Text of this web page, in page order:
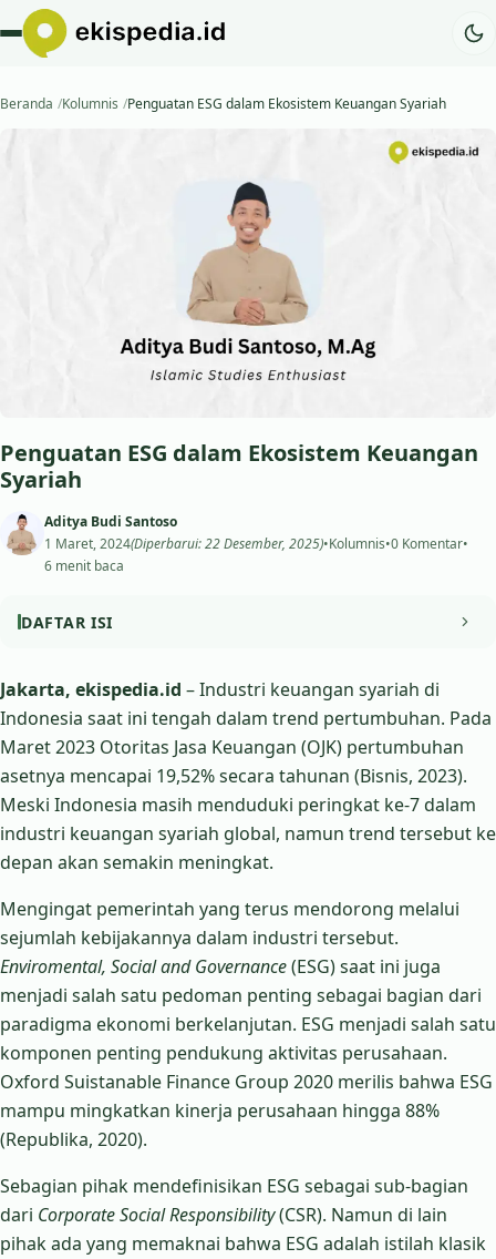
Beranda Kolumnis Penguatan ESG dalam Ekosistem Keuangan Syariah
Penguatan ESG dalam Ekosistem Keuangan
Syariah
Aditya Budi Santoso
1 Maret, 2024(Diperbarui: 22 Desember, 2025)•Kolumnis•0 Komentar•
6 menit baca
DAFTAR ISI
ESG dan Keuangan Syariah
Praktik dan Penguatan Ekosistem ESG Industri Keuangan
Syariah
Jakarta, ekispedia.id – Industri keuangan syariah di
Indonesia saat ini tengah dalam trend pertumbuhan. Pada
Maret 2023 Otoritas Jasa Keuangan (OJK) pertumbuhan
asetnya mencapai 19,52% secara tahunan (Bisnis, 2023).
Meski Indonesia masih menduduki peringkat ke-7 dalam
industri keuangan syariah global, namun trend tersebut ke
depan akan semakin meningkat.
Mengingat pemerintah yang terus mendorong melalui
sejumlah kebijakannya dalam industri tersebut.
Enviromental, Social and Governance(ESG) saat ini juga
menjadi salah satu pedoman penting sebagai bagian dari
paradigma ekonomi berkelanjutan. ESG menjadi salah satu
komponen penting pendukung aktivitas perusahaan.
Oxford Suistanable Finance Group 2020 merilis bahwa ESG
mampu mingkatkan kinerja perusahaan hingga 88%
(Republika, 2020).
Sebagian pihak mendefinisikan ESG sebagai sub-bagian
dari Corporate Social Responsibility(CSR). Namun di lain
pihak ada yang memaknai bahwa ESG adalah istilah klasik